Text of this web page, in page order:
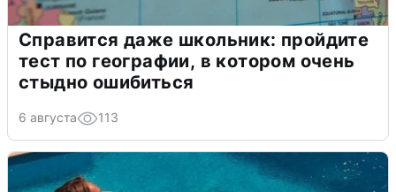
Справится даже школьник: пройдите
тест по географии, в котором очень
стыдно ошибиться
6 августа 113